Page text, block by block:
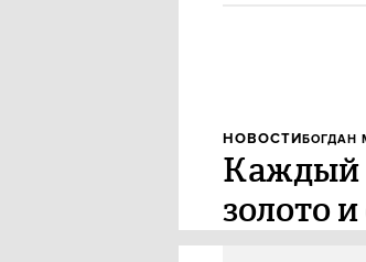
НОВОСТИБОГДАН
Каждый
золото